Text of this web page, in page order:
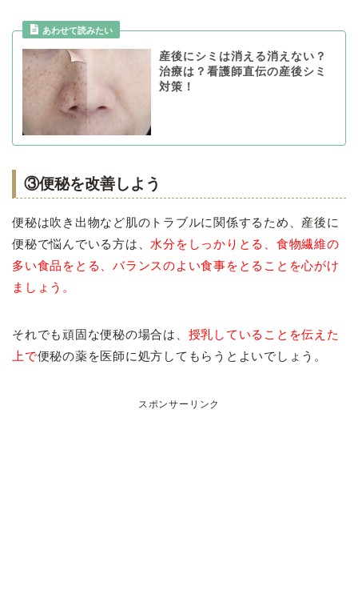
産後にシミは消える消えない？
治療は？看護師直伝の産後シミ
対策！
③便秘を改善しよう
便秘は吹き出物など肌のトラブルに関係するため、産後に
便秘で悩んでいる方は、 水分をしっかりとる、食物繊維の
多い食品をとる、バランスのよい食事をとることを心がけ
ましょう。
それでも頑固な便秘の場合は、 授乳していることを伝えた
上で便秘の薬を医師に処方してもらうとよいでしょう。
スポンサーリンク